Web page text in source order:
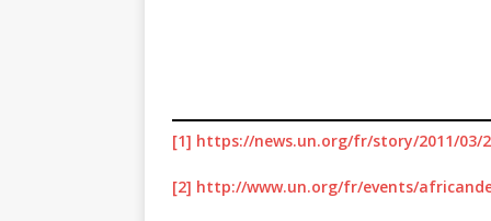
[1] https://news.un.org/fr/story/2011/03/
[2] http://www.un.org/fr/events/